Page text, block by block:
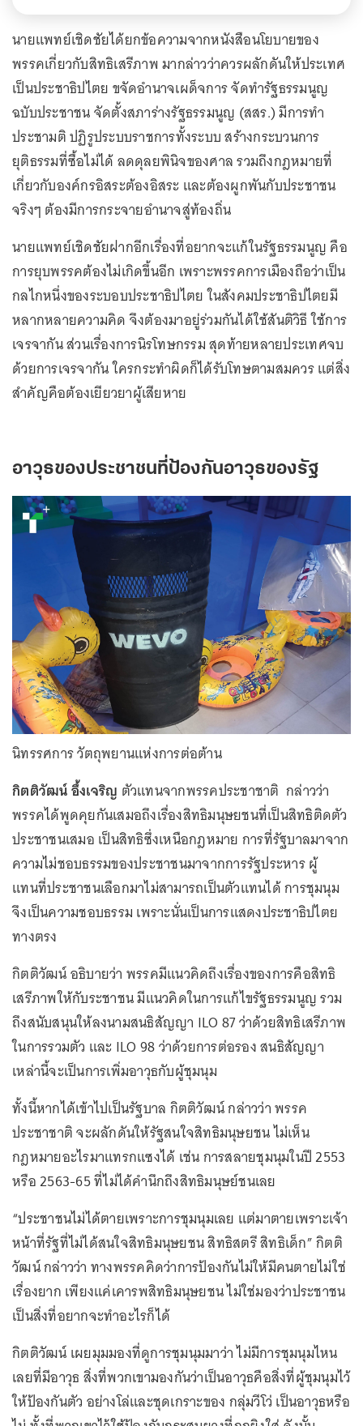
นายแพทย์เชิดชัยได้ยกข้อความจากหนังสือนโยบายของ
พรรคเกี่ยวกับสิทธิเสรีภาพ มากล่าวว่าควรผลักดันให้ประเทศ
เป็นประชาธิปไตย ขจัดอำนาจเผด็จการ จัดทำรัฐธรรมนูญ
ฉบับประชาชน จัดตั้งสภาร่างรัฐธรรมนูญ (สสร.) มีการทำ
ประชามติ ปฏิรูประบบราชการทั้งระบบ สร้างกระบวนการ
ยุติธรรมที่ซื้อไม่ได้ ลดดุลยพินิจของศาล รวมถึงกฎหมายที่
เกี่ยวกับองค์กรอิสระต้องอิสระ และต้องผูกพันกับประชาชน
จริงๆ ต้องมีการกระจายอำนาจสู่ท้องถิ่น
นายแพทย์เชิดชัยฝากอีกเรื่องที่อยากจะแก้ในรัฐธรรมนูญ คือ
การยุบพรรคต้องไม่เกิดขึ้นอีก เพราะพรรคการเมืองถือว่าเป็น
กลไกหนึ่งของระบอบประชาธิปไตย ในสังคมประชาธิปไตยมี
หลากหลายความคิด จึงต้องมาอยู่ร่วมกันได้ใช้สันติวิธี ใช้การ
เจรจากัน ส่วนเรื่องการนิรโทษกรรม สุดท้ายหลายประเทศจบ
ด้วยการเจรจากัน ใครกระทำผิดก็ได้รับโทษตามสมควร แต่สิ่ง
สำคัญคือต้องเยียวยาผู้เสียหาย
อาวุธของประชาชนที่ป้องกันอาวุธของรัฐ
นิทรรศการ วัตถุพยานแห่งการต่อต้าน
กิตติวัฒน์ อึ้งเจริญ ตัวแทนจากพรรคประชาชาติ กล่าวว่า
พรรคได้พูดคุยกันเสมอถึงเรื่องสิทธิมนุษยชนที่เป็นสิทธิติดตัว
ประชาชนเสมอ เป็นสิทธิซึ่งเหนือกฎหมาย การที่รัฐบาลมาจาก
ความไม่ชอบธรรมของประชาชนมาจากการรัฐประหาร ผู้
แทนที่ประชาชนเลือกมาไม่สามารถเป็นตัวแทนได้ การชุมนุม
จึงเป็นความชอบธรรม เพราะนั่นเป็นการแสดงประชาธิปไตย
ทางตรง
กิตติวัฒน์ อธิบายว่า พรรคมีแนวคิดถึงเรื่องของการคือสิทธิ
เสรีภาพให้กับระชาชน มีแนวคิดในการแก้ไขรัฐธรรมนูญ รวม
ถึงสนับสนุนให้ลงนามสนธิสัญญา ILO 87 ว่าด้วยสิทธิเสรีภาพ
ในการรวมตัว และ ILO 98 ว่าด้วยการต่อรอง สนธิสัญญา
เหล่านี้จะเป็นการเพิ่มอาวุธกับผู้ชุมนุม
ทั้งนี้หากได้เข้าไปเป็นรัฐบาล กิตติวัฒน์ กล่าวว่า พรรค
ประชาชาติ จะผลักดันให้รัฐสนใจสิทธิมนุษยชน ไม่เห็น
กฎหมายอะไรมาแทรกแซงได้ เช่น การสลายชุมนุมในปี 2553
หรือ 2563-65 ที่ไม่ได้คำนึกถึงสิทธิมนุษย์ชนเลย
“ประชาชนไม่ได้ตายเพราะการชุมนุมเลย แต่มาตายเพราะเจ้า
หน้าที่รัฐที่ไม่ได้สนใจสิทธิมนุษยชน สิทธิสตรี สิทธิเด็ก” กิตติ
วัฒน์ กล่าวว่า ทางพรรคคิดว่าการป้องกันไม่ให้มีคนตายไม่ใช่
เรื่องยาก เพียงแค่เคารพสิทธิมนุษยชน ไม่ใช่มองว่าประชาชน
เป็นสิ่งที่อยากจะทำอะไรก็ได้
กิตติวัฒน์ เผยมุมมองที่ดูการชุมนุมมาว่า ไม่มีการชุมนุมไหน
เลยที่มีอาวุธ สิ่งที่พวกเขามองกันว่าเป็นอาวุธคือสิ่งที่ผู้ชุมนุมไว้
ให้ป้องกันตัว อย่างโล่และชุดเกราะของ กลุ่มวีโว่ เป็นอาวุธหรือ